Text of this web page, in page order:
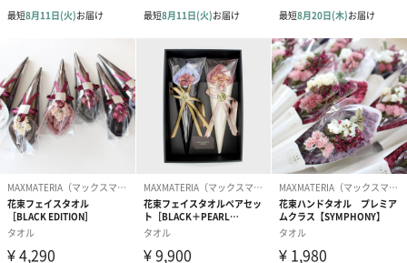
使用上の注意
●本品は飲食物ではありません。
●身体用ではありません。
●布・皮革製品、衣類などで水洗い不可の表示のある製
品には使用しないでください。また、それ以外でも前
もって目立たないところでシミにならないかどうかお
試しください。
●用途以外に使用しないでください。
●本品はエタノールを使用しているため、スプレーする
際には吸引したり目に入らないようご注意ください。
スプレーした箇所の匂いを嗅いだ際、時に咳き込むこ
とがありますが、健康上問題はありません。
●換気をよくし、密閉空間では使用しないでください。
●火気に近づけないでください。
●火気は衣類が完全に乾いてから使用してください。
●高温多湿、直射日光を避け、乳幼児やペットの手の届
かないところで使用、保管してください。